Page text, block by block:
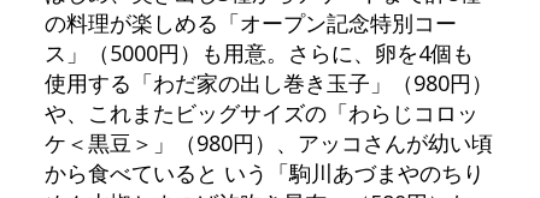
の料理が楽しめる「オープン記念特別コー
ス」（5000円）も用意。さらに、卵を4個も
使用する「わだ家の出し巻き玉子」（980円）
や、これまたビッグサイズの「わらじコロッ
ケ＜黒豆＞」（980円）、アッコさんが幼い頃
から食べていると いう「駒川あづまやのちり